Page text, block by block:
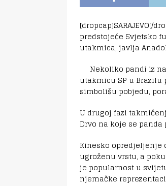
[dropcap]SARAJEVO[/
predstojeće Svjetsko
utakmica, javlja
Nekoliko pandi iz
utakmicu SP u
simbolišu pobjedu,
U drugoj fazi
Drvo na koje se
Kinesko opredjeljenje
ugroženu vrstu, a
je popularnost u
njemačke